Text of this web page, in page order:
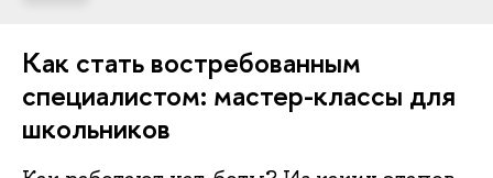
Как стать востребованным
специалистом: мастер-классы для
школьников